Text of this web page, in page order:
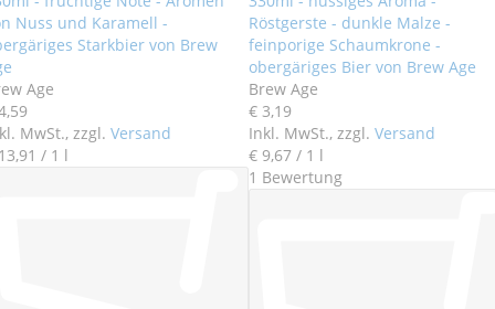
Nuss und Karamell -
Starkbier von Brew
Age
,59
MwSt., zzgl. Versand
,91 / 1 l
Röstgerste - dunkle Malze -
feinporige Schaumkrone -
obergäriges Bier von Brew Age
Brew Age
€ 3,19
Inkl. MwSt., zzgl. Versand
€ 9,67 / 1 l
1 Bewertung